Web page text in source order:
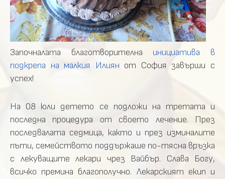
Започналата благотворителна инициатива в
подкрепа на малкия Илиян от София завърши с
успех!
На 08 юли детето се подложи на третата и
последна процедура от своето лечение. През
последвалата седмица, както и през изминалите
пъти, семейството поддържаше по-тясна връзка
с лекуващите лекари чрез Вайбър. Слава Богу,
всичко премина благополучно. Лекарският екип и